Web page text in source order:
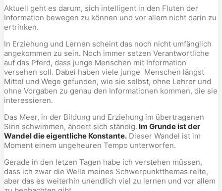
Aktuell geht es darum, sich intelligent in den Fluten der
Information bewegen zu können und vor allem nicht darin zu
ertrinken.
In Erziehung und Lernen scheint das noch nicht umfänglich
angekommen zu sein. Noch immer setzen Verantwortliche
auf das Pferd, dass junge Menschen mit Information
versehen soll. Dabei haben viele junge Menschen längst
Mittel und Wege gefunden, wie sie selbst, ohne Lehrer und
ohne Vorgaben zu genau den Informationen kommen, die sie
interessieren.
Das Meer, in der Bildung und Erziehung im übertragenen
Sinn schwimmen, ändert sich ständig. Im Grunde ist der
Wandel die eigentliche Konstante. Dieser Wandel ist im
Moment einem ungeheuren Tempo unterworfen.
Gerade in den letzen Tagen habe ich verstehen müssen,
dass ich zwar die Welle meines Schwerpunktthemas reite,
aber das es weiterhin unendlich viel zu lernen und vor allem